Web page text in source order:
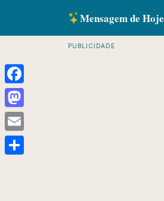
Mensagem de Hoje
PUBLICIDADE
Facebook
Mastodon
Email